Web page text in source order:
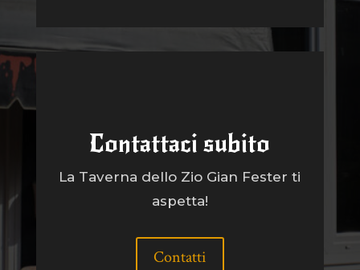
Contattaci subito
La Taverna dello Zio Gian Fester ti
aspetta!
Contatti